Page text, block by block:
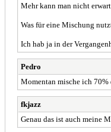
Mehr kann man nicht
Was für eine Mischung
Ich hab ja in der
Pedro
Momentan mische ich 70%
fkjazz
Genau das ist auch meine